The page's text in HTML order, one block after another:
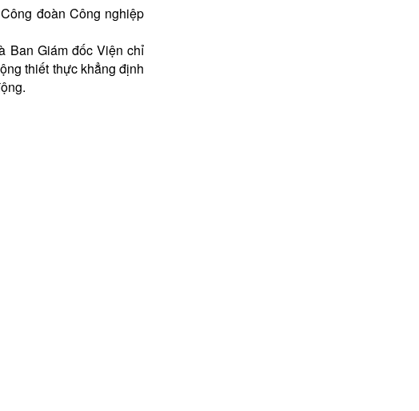
đoàn Công nghiệp
Ban Giám đốc Viện chỉ
thiết thực khẳng định